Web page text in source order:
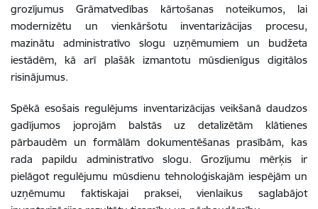
grozījumus Grāmatvedības kārtošanas noteikumos, lai
modernizētu un vienkāršotu inventarizācijas procesu,
mazinātu administratīvo slogu uzņēmumiem un budžeta
iestādēm, kā arī plašāk izmantotu mūsdienīgus digitālos
risinājumus.
Spēkā esošais regulējums inventarizācijas veikšanā daudzos
gadījumos joprojām balstās uz detalizētām klātienes
pārbaudēm un formālām dokumentēšanas prasībām, kas
rada papildu administratīvo slogu. Grozījumu mērķis ir
pielāgot regulējumu mūsdienu tehnoloģiskajām iespējām un
uzņēmumu faktiskajai praksei, vienlaikus saglabājot